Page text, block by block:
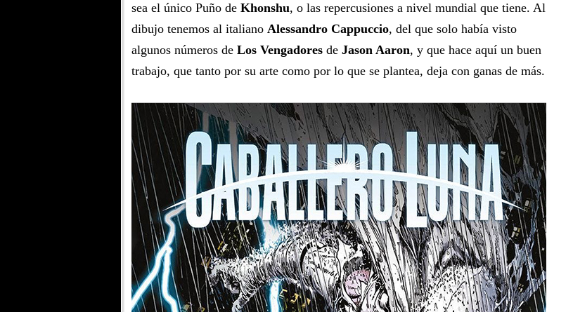
sea el único Puño de Khonshu, o las repercusiones a nivel mundial que tiene. Al
dibujo tenemos al italiano Alessandro Cappuccio, del que solo había visto
algunos números de Los Vengadores de Jason Aaron, y que hace aquí un buen
trabajo, que tanto por su arte como por lo que se plantea, deja con ganas de más.